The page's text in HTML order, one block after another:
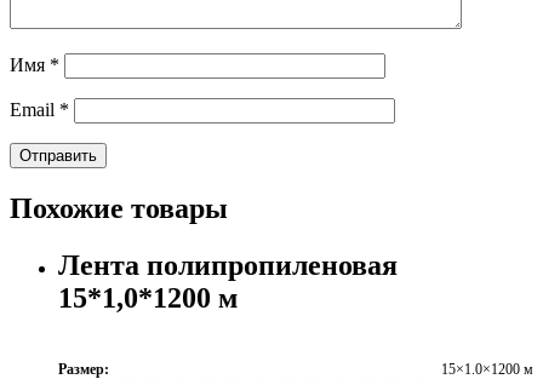
Имя *
Email *
Похожие товары
Лента полипропиленовая
15*1,0*1200 м
Размер:
15×1.0×1200 м